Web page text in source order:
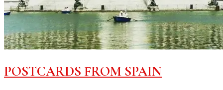
POSTCARDS FROM SPAIN